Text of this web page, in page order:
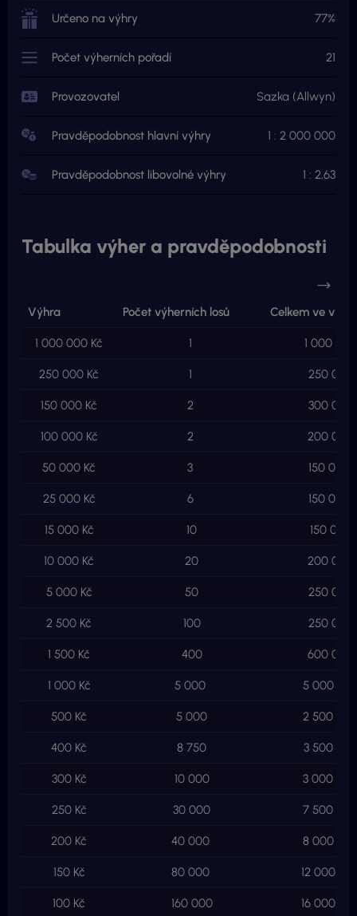
Určeno na výhry 77%
Počet výherních pořadí 21
Provozovatel Sazka (Allwyn)
Pravděpodobnost hlavní výhry 1 : 2 000 000
Pravděpodobnost libovolné výhry 1 : 2,63
Tabulka výher a pravděpodobnosti
Výhra Počet výherních losů Celkem ve
1 000 000 Kč 1 1 000
250 000 Kč 1 250 000
150 000 Kč 2 300 000
100 000 Kč 2 200 000
50 000 Kč 3 150 000
25 000 Kč 6 150 000
15 000 Kč 10 150 000
10 000 Kč 20 200 000
5 000 Kč 50 250 000
2 500 Kč 100 250 000
1 500 Kč 400 600 000
1 000 Kč 5 000 5 000
500 Kč 5 000 2 500
400 Kč 8 750 3 500
300 Kč 10 000 3 000
250 Kč 30 000 7 500
200 Kč 40 000 8 000
150 Kč 80 000 12 000
100 Kč 160 000 16 000